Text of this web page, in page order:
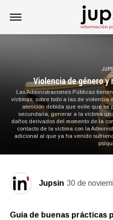
Violencia de género y
Las Administraciones Públicas
víctimas, sobre todo a las de violencia
atención debida que evite que se
secundaria, generar a la víctima
daños derivados del momento de la
contacto de la víctima con la
adicional al que ya ha venido
Jupsin 30 de
Guía de buenas prácticas